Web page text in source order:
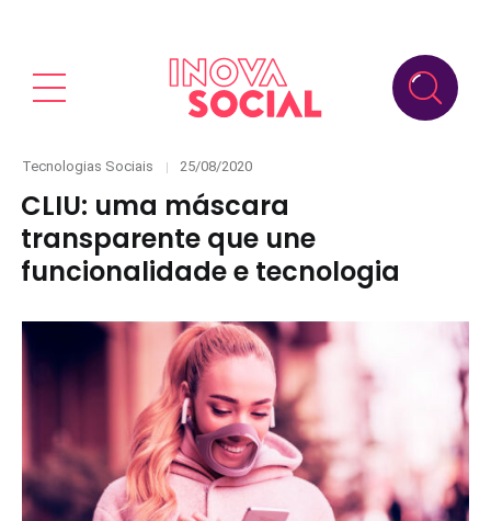
Categories
Tecnologias Sociais
Posted
25/08/2020
CLIU: uma máscara
transparente que une
funcionalidade e tecnologia